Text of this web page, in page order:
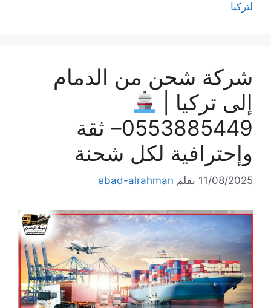
لتركيا
شركة شحن من الدمام
إلى تركيا |
0553885449– ثقة
وإحترافية لكل شحنة
11/08/2025 بقلم ebad-alrahman